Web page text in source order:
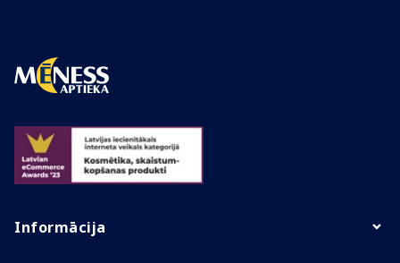
Informācija